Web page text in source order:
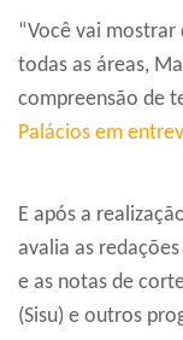
“Você vai
todas as áreas,
compreensão de
Palácios em
E após a
avalia as
e as notas de
(Sisu) e outros